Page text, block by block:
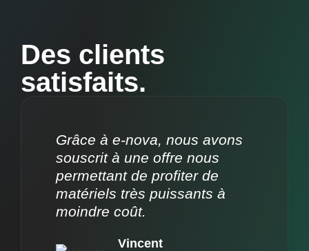
Des clients
satisfaits.
Grâce à e-nova, nous avons
souscrit à une offre nous
permettant de profiter de
matériels très puissants à
moindre coût.
Vincent